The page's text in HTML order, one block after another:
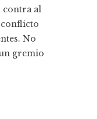
contra al
No
gremio